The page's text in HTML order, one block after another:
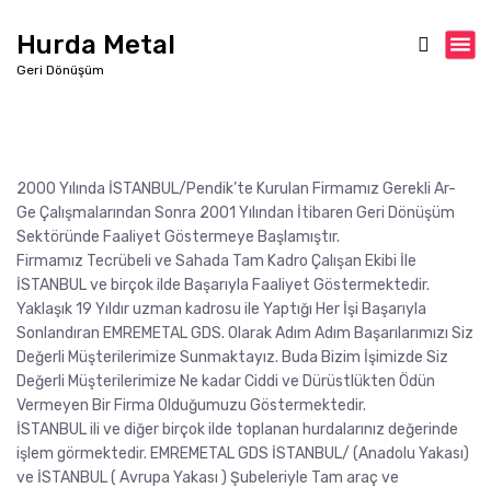
Hurda Metal
Geri Dönüşüm
2000 Yılında İSTANBUL/Pendik’te Kurulan Firmamız Gerekli Ar-
Ge Çalışmalarından Sonra 2001 Yılından İtibaren Geri Dönüşüm
Sektöründe Faaliyet Göstermeye Başlamıştır.
Firmamız Tecrübeli ve Sahada Tam Kadro Çalışan Ekibi İle
İSTANBUL ve birçok ilde Başarıyla Faaliyet Göstermektedir.
Yaklaşık 19 Yıldır uzman kadrosu ile Yaptığı Her İşi Başarıyla
Sonlandıran EMREMETAL GDS. Olarak Adım Adım Başarılarımızı Siz
Değerli Müşterilerimize Sunmaktayız. Buda Bizim İşimizde Siz
Değerli Müşterilerimize Ne kadar Ciddi ve Dürüstlükten Ödün
Vermeyen Bir Firma Olduğumuzu Göstermektedir.
İSTANBUL ili ve diğer birçok ilde toplanan hurdalarınız değerinde
işlem görmektedir. EMREMETAL GDS İSTANBUL/ (Anadolu Yakası)
ve İSTANBUL ( Avrupa Yakası ) Şubeleriyle Tam araç ve